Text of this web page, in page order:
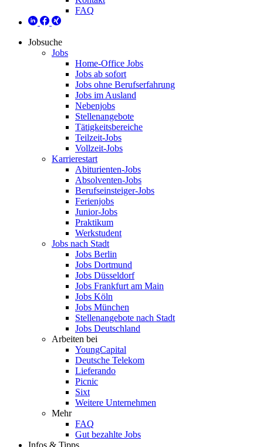
FAQ
Jobsuche
Jobs
Home-Office Jobs
Jobs ab sofort
Jobs ohne Berufserfahrung
Jobs im Ausland
Nebenjobs
Stellenangebote
Tätigkeitsbereiche
Teilzeit-Jobs
Vollzeit-Jobs
Karrierestart
Abiturienten-Jobs
Absolventen-Jobs
Berufseinsteiger-Jobs
Ferienjobs
Junior-Jobs
Praktikum
Werkstudent
Jobs nach Stadt
Jobs Berlin
Jobs Dortmund
Jobs Düsseldorf
Jobs Frankfurt am Main
Jobs Köln
Jobs München
Stellenangebote nach Stadt
Jobs Deutschland
Arbeiten bei
YoungCapital
Deutsche Telekom
Lieferando
Picnic
Sixt
Weitere Unternehmen
Mehr
FAQ
Gut bezahlte Jobs
Infos & Tipps